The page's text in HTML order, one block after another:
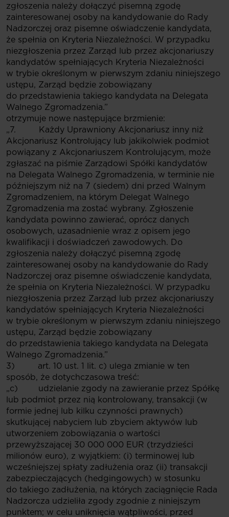
zgłoszenia należy dołączyć pisemną zgodę
zainteresowanej osoby na kandydowanie do Rady
Nadzorczej oraz pisemne oświadczenie kandydata,
że spełnia on Kryteria Niezależności. W przypadku
niezgłoszenia przez Zarząd lub przez akcjonariuszy
kandydatów spełniających Kryteria Niezależności
w trybie określonym w pierwszym zdaniu niniejszego
ustępu, Zarząd będzie zobowiązany
do przedstawienia takiego kandydata na Delegata
Walnego Zgromadzenia.”
otrzymuje nowe następujące brzmienie:
„7. Każdy Uprawniony Akcjonariusz inny niż
Akcjonariusz Kontrolujący lub jakikolwiek podmiot
powiązany z Akcjonariuszem Kontrolującym, może
zgłaszać na piśmie Zarządowi Spółki kandydatów
na Delegata Walnego Zgromadzenia, w terminie nie
późniejszym niż na 7 (siedem) dni przed Walnym
Zgromadzeniem, na którym Delegat Walnego
Zgromadzenia ma zostać wybrany. Zgłoszenie
kandydata powinno zawierać, oprócz danych
osobowych, uzasadnienie wraz z opisem jego
kwalifikacji i doświadczeń zawodowych. Do
zgłoszenia należy dołączyć pisemną zgodę
zainteresowanej osoby na kandydowanie do Rady
Nadzorczej oraz pisemne oświadczenie kandydata,
że spełnia on Kryteria Niezależności. W przypadku
niezgłoszenia przez Zarząd lub przez akcjonariuszy
kandydatów spełniających Kryteria Niezależności
w trybie określonym w pierwszym zdaniu niniejszego
ustępu, Zarząd będzie zobowiązany
do przedstawienia takiego kandydata na Delegata
Walnego Zgromadzenia.”
3) art. 10 ust. 1 lit. c) ulega zmianie w ten
sposób, że dotychczasowa treść:
„c) udzielanie zgody na zawieranie przez Spółkę
lub podmiot przez nią kontrolowany, transakcji (w
formie jednej lub kilku czynności prawnych)
skutkującej nabyciem lub zbyciem aktywów lub
utworzeniem zobowiązania o wartości
przewyższającej 30 000 000 EUR (trzydzieści
milionów euro), z wyjątkiem: (i) terminowej lub
wcześniejszej spłaty zadłużenia oraz (ii) transakcji
zabezpieczających (hedgingowych) w stosunku
do takiego zadłużenia, na których zaciągnięcie Rada
Nadzorcza udzieliła zgody zgodnie z niniejszym
punktem; w celu uniknięcia wątpliwości, przed